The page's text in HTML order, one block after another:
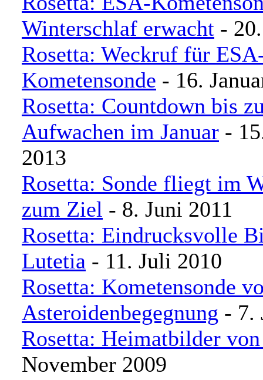
Winterschlaf erwacht -
Rosetta: Weckruf für
Kometensonde - 16.
Rosetta: Countdown bis
Aufwachen im Januar -
2013
Rosetta: Sonde fliegt im
zum Ziel - 8. Juni 2011
Rosetta: Eindrucksvolle
Lutetia - 11. Juli 2010
Rosetta: Kometensonde
Asteroidenbegegnung - 7.
Rosetta: Heimatbilder
November 2009